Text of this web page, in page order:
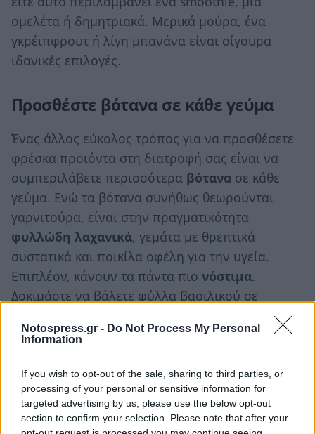
Notospress.gr - Do Not Process My Personal
Information
If you wish to opt-out of the sale, sharing to third parties, or
processing of your personal or sensitive information for
targeted advertising by us, please use the below opt-out
section to confirm your selection. Please note that after your
ομελέτα ή δημητριακά. Μερικά μούρα, ένα
γκρέιπφρουτ ή λίγη μπανάνα είναι σίγουρα
ιδανικές επιλογές.
Προσθέστε βότανα σε κάθε γεύμα
Ένας άλλος εύκολος τρόπος για να προσθέσετε
φρέσκα προϊόντα στη διατροφή σας είναι να
συμπεριλάβετε περισσότερα βότανα σε κάθε
γεύμα. Ενώ τα βότανα συνήθως θεωρούνται
γαρνιτούρα, είναι στην πραγματικότητα
φυλλώδη λαχανικά, γεμάτα με θρεπτικά
συστατικά και ποικίλα οφέλη για την υγεία.
Επιπλέον, κάνουν τα πάντα πιο νόστιμα.
Δοκιμάστε να βάλετε φύλλα βασιλικού σε
σπιτικές πίτσες, να προσθέσετε κόλιανδρο σε
μαγειρευτά ή να ψιλοκόψετε μαϊντανό μέσα στις
Συμπεριλάβετε περισσότερες τροφές
πλούσιες σε νερό στη διατροφή σας